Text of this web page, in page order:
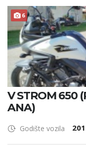
6
V STROM 650
ANA)
Godište vozila